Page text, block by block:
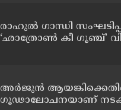
രാഹുൽ ഗാന്ധി
‘ഛാത്രോൺ കീ ഗൂഞ്ച്’
അർജുൻ
ഗൂഢാലോചനയാണ്